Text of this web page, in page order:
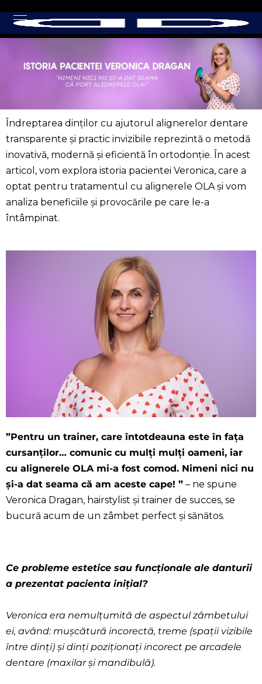
Îndreptarea dinților cu ajutorul alignerelor dentare
transparente și practic invizibile reprezintă o metodă
inovativă, modernă și eficientă în ortodonție. În acest
articol, vom explora istoria pacientei Veronica, care a
optat pentru tratamentul cu alignerele OLA și vom
analiza beneficiile și provocările pe care le-a
întâmpinat.
”Pentru un trainer, care întotdeauna este în fața
cursanților… comunic cu mulți mulți oameni, iar
cu alignerele OLA mi-a fost comod. Nimeni nici nu
și-a dat seama că am aceste cape! ” – ne spune
Veronica Dragan, hairstylist și trainer de succes, se
bucură acum de un zâmbet perfect și sănătos.
Ce probleme estetice sau funcționale ale danturii
a prezentat pacienta inițial?
Veronica era nemulțumită de aspectul zâmbetului
ei, având: mușcătură incorectă, treme (spații vizibile
între dinți) și dinți poziționați incorect pe arcadele
dentare (maxilar și mandibulă).